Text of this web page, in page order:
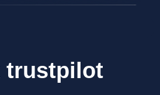
trustpilot